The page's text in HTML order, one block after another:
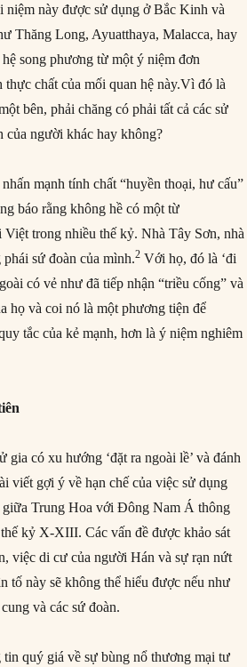
niệm này được sử dụng ở Bắc Kinh và
Thăng Long, Ayuatthaya, Malacca, hay
song phương từ một ý niệm đơn
chất của mối quan hệ này.Vì đó là
bên, phải chăng có phải tất cả các sử
của người khác hay không?
mạnh tính chất “huyền thoại, hư cấu”
báo rằng không hề có một từ
trong nhiều thế kỷ. Nhà Tây Sơn, nhà
sứ đoàn của mình.2 Với họ, đó là ‘đi
có vẻ như đã tiếp nhận “triều cống” và
họ và coi nó là một phương tiện để
tắc của kẻ mạnh, hơn là ý niệm nghiêm
có xu hướng ‘đặt ra ngoài lề’ và đánh
viết gợi ý về hạn chế của việc sử dụng
giữa Trung Hoa với Đông Nam Á thông
kỷ X-XIII. Các vấn đề được khảo sát
việc di cư của người Hán và sự rạn nứt
tố này sẽ không thể hiểu được nếu như
và các sứ đoàn.
quý giá về sự bùng nổ thương mại tư